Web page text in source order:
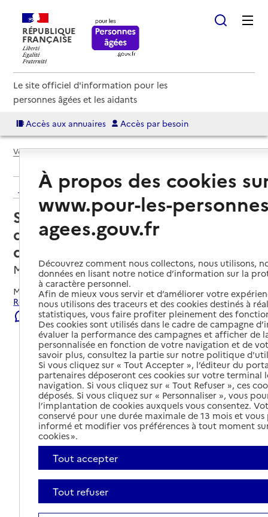
RÉPUBLIQUE
FRANÇAISE
Le site officiel d'information pour les
personnes âgées et les aidants
Accès aux annuaires Accès par besoin
Voir le fil d’Ariane
Retour aux résultats de l'annuaire
Service de soins infirmiers à
domicile – SSIAD Les Courriers
du Printemps
Mèze, HERAULT
Mis à jour le22/07/2026
Rechercher les établissements et services autour de Mèze.
Signaler une erreur
Tout déplier
À propos des cookies
www.pour-les-
agees.gouv.fr
Découvrez comment nous collectons, nous utilisons,
données en lisant notre notice d’information sur la
à caractère personnel.
Afin de mieux vous servir et d’améliorer votre
nous utilisons des traceurs et des cookies destinés à
statistiques, vous faire profiter pleinement des
Des cookies sont utilisés dans le cadre de campagne
évaluer la performance des campagnes et afficher de
personnalisée en fonction de votre navigation et de
savoir plus, consultez la partie sur notre politique
Si vous cliquez sur « Tout Accepter », l’éditeur du
partenaires déposeront ces cookies sur votre terminal
navigation. Si vous cliquez sur « Tout Refuser », ces
déposés. Si vous cliquez sur « Personnaliser », vous
l’implantation de cookies auxquels vous consentez.
conservé pour une durée maximale de 13 mois et
informé et modifier vos préférences à tout moment
cookies ».
Tout accepter
Tout refuser